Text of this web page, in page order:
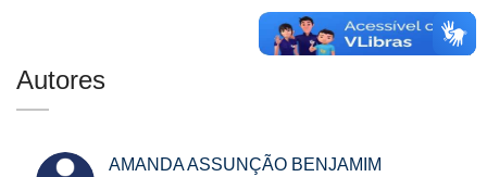
Autores
AMANDA ASSUNÇÃO BENJAMIM